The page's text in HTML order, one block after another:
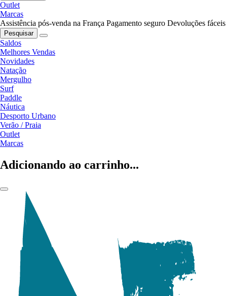
Outlet
Marcas
Assistência pós-venda na França Pagamento seguro Devoluções fáceis
Pesquisar
Saldos
Melhores Vendas
Novidades
Natação
Mergulho
Surf
Paddle
Náutica
Desporto Urbano
Verão / Praia
Outlet
Marcas
Adicionando ao carrinho...